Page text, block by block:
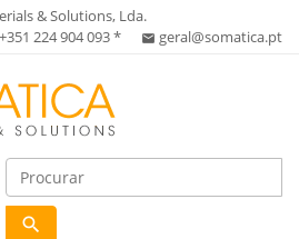
& Solutions, Lda.
+351 224 904 093 * email geral@somatica.pt
search